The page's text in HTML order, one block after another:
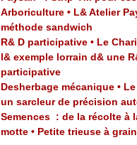
Arboriculture • L& Atelier
méthode sandwich
R& D participative • Le
l& exemple lorrain d& une
participative
Desherbage mécanique •
un sarcleur de précision
Semences : de la récolte à
motte • Petite trieuse à